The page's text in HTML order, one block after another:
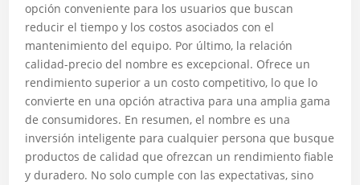
opción conveniente para los usuarios que buscan
reducir el tiempo y los costos asociados con el
mantenimiento del equipo. Por último, la relación
calidad-precio del nombre es excepcional. Ofrece un
rendimiento superior a un costo competitivo, lo que lo
convierte en una opción atractiva para una amplia gama
de consumidores. En resumen, el nombre es una
inversión inteligente para cualquier persona que busque
productos de calidad que ofrezcan un rendimiento fiable
y duradero. No solo cumple con las expectativas, sino